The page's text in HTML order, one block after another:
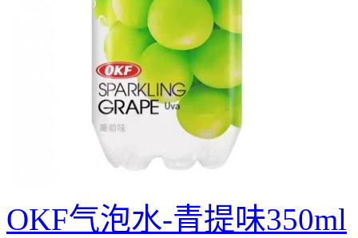
OKF气泡水-青提味350ml